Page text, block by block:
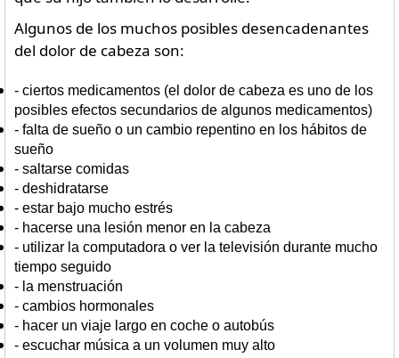
Algunos de los muchos posibles desencadenantes
del dolor de cabeza son:
- ciertos medicamentos (el dolor de cabeza es uno de los
posibles efectos secundarios de algunos medicamentos)
- falta de sueño o un cambio repentino en los hábitos de
sueño
- saltarse comidas
- deshidratarse
- estar bajo mucho estrés
- hacerse una lesión menor en la cabeza
- utilizar la computadora o ver la televisión durante mucho
tiempo seguido
- la menstruación
- cambios hormonales
- hacer un viaje largo en coche o autobús
- escuchar música a un volumen muy alto